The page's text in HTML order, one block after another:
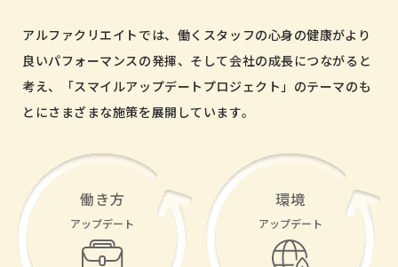
アルファクリエイトでは、働くスタッフの心身の健康がより
良いパフォーマンスの発揮、そして会社の成長につながると
考え、「スマイルアップデートプロジェクト」のテーマのも
とにさまざまな施策を展開しています。
働き方
アップデート
環境
アップデート